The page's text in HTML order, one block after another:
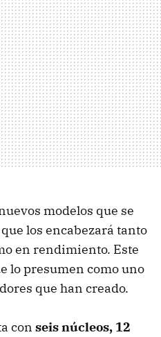
modelos que se
los encabezará tanto
en rendimiento. Este
lo presumen como uno
que han creado.
con seis núcleos, 12